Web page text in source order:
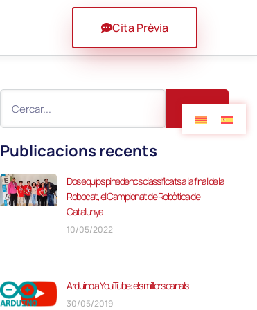
Cita Prèvia
Publicacions recents
Dos equips pinedencs classificats a la final de la
Robocat, el Campionat de Robòtica de
Catalunya
10/05/2022
Arduino a YouTube: els millors canals
30/05/2019